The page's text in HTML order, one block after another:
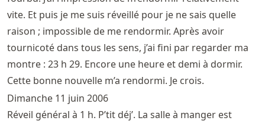
vite. Et puis je me suis réveillé pour je ne sais quelle
raison ; impossible de me rendormir. Après avoir
tournicoté dans tous les sens, j’ai fini par regarder ma
montre : 23 h 29. Encore une heure et demi à dormir.
Cette bonne nouvelle m’a rendormi. Je crois.
Dimanche 11 juin 2006
Réveil général à 1 h. P’tit déj’. La salle à manger est